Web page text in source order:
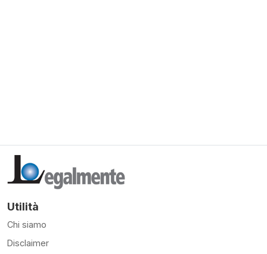
Utilità
Chi siamo
Disclaimer